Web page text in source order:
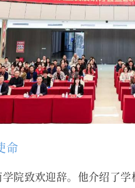
命
院致欢迎辞。他介绍了